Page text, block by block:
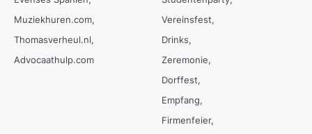
Muziekhuren.com
Thomasverheul.nl
Advocaathulp.com
Vereinsfest
Drinks
Zeremonie
Dorffest
Empfang
Firmenfeier